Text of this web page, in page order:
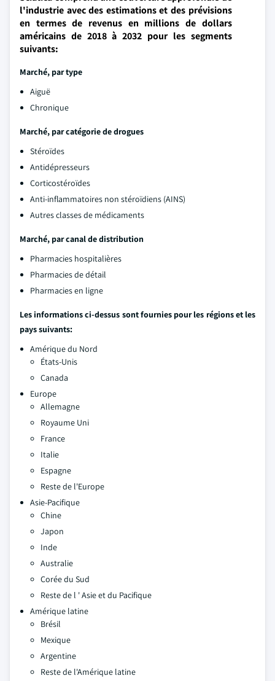
l'industrie avec des estimations et des prévisions
en termes de revenus en millions de dollars
américains de 2018 à 2032 pour les segments
suivants:
Marché, par type
Aiguë
Chronique
Marché, par catégorie de drogues
Stéroïdes
Antidépresseurs
Corticostéroïdes
Anti-inflammatoires non stéroïdiens (AINS)
Autres classes de médicaments
Marché, par canal de distribution
Pharmacies hospitalières
Pharmacies de détail
Pharmacies en ligne
Les informations ci-dessus sont fournies pour les régions et les
pays suivants:
Amérique du Nord
États-Unis
Canada
Europe
Allemagne
Royaume Uni
France
Italie
Espagne
Reste de l'Europe
Asie-Pacifique
Chine
Japon
Inde
Australie
Corée du Sud
Reste de l ' Asie et du Pacifique
Amérique latine
Brésil
Mexique
Argentine
Reste de l'Amérique latine